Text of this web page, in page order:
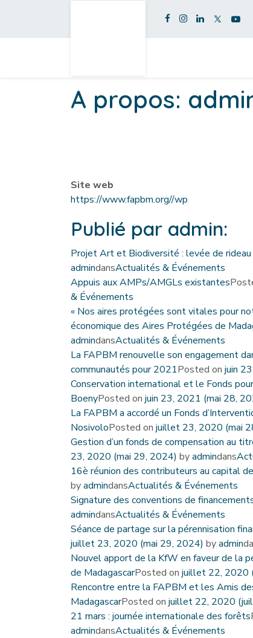
A propos:
Site web
https://www.fapbm.org//wp
Publié par admin:
Projet Art et Biodiversité : levée de rideau
admindansActualités & Événements
Appuis aux AMPs/AMGLs existantes
& Événements
« Nos aires protégées sont vitales pour
économique des Aires Protégées de
admindansActualités & Événements
La FAPBM renouvelle son engagement
communautés pour 2021Posted on juin
Conservation international et le Fonds
BoenyPosted on juin 23, 2021 (mai 28,
La FAPBM a accordé un Fonds
NosivoloPosted on juillet 23, 2020 (mai
Gestion d’un fonds de compensation au
23, 2020 (mai 29, 2024) byadmindans
16è réunion des contributeurs au capital
byadmindansActualités & Événements
Signature des conventions de
admindansActualités & Événements
Séance de partage sur la pérennisation
juillet 23, 2020 (mai 29, 2024) byadmin
Nouvel apport de la KfW en faveur de la
de MadagascarPosted on juillet 22, 2020
Rencontre entre la FAPBM et les Amis
MadagascarPosted on juillet 22, 2020
21 mars : journée internationale des forêts
admindansActualités & Événements